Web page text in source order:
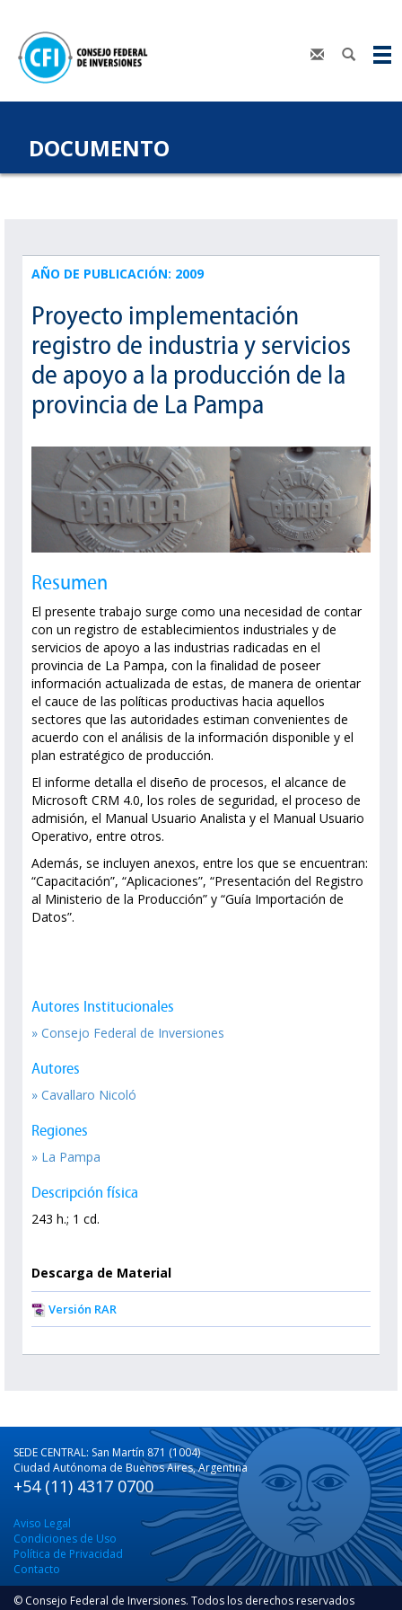
DOCUMENTO
AÑO DE PUBLICACIÓN: 2009
Proyecto implementación
registro de industria y servicios
de apoyo a la producción de la
provincia de La Pampa
Resumen
El presente trabajo surge como una necesidad de contar
con un registro de establecimientos industriales y de
servicios de apoyo a las industrias radicadas en el
provincia de La Pampa, con la finalidad de poseer
información actualizada de estas, de manera de orientar
el cauce de las políticas productivas hacia aquellos
sectores que las autoridades estiman convenientes de
acuerdo con el análisis de la información disponible y el
plan estratégico de producción.
El informe detalla el diseño de procesos, el alcance de
Microsoft CRM 4.0, los roles de seguridad, el proceso de
admisión, el Manual Usuario Analista y el Manual Usuario
Operativo, entre otros.
Además, se incluyen anexos, entre los que se encuentran:
“Capacitación”, “Aplicaciones”, “Presentación del Registro
al Ministerio de la Producción” y “Guía Importación de
Datos”.
Autores Institucionales
» Consejo Federal de Inversiones
Autores
» Cavallaro Nicoló
Regiones
» La Pampa
Descripción física
243 h.; 1 cd.
Descarga de Material
Versión RAR
SEDE CENTRAL: San Martín 871 (1004)
Ciudad Autónoma de Buenos Aires, Argentina
+54 (11) 4317 0700
Aviso Legal
Condiciones de Uso
Política de Privacidad
Contacto
© Consejo Federal de Inversiones. Todos los derechos reservados